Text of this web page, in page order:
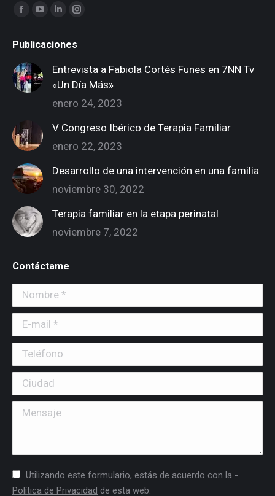
Encuéntranos en:
Facebook
opens
in
new
window
YouTube
opens
new
Linkedin
opens
in
new
window
Instagram
opens
in
new
window
Publicaciones
Entrevista a Fabiola Cortés Funes en 7NN Tv
«Un Día Más»
enero 24, 2023
V Congreso Ibérico de Terapia Familiar
enero 22, 2023
Desarrollo de una intervención en una familia
noviembre 30, 2022
Terapia familiar en la etapa perinatal
noviembre 7, 2022
Contáctame
Nombre *
E-mail *
Teléfono
Ciudad
Mensaje
Utilizando este formulario, estás de acuerdo con la -
Política de Privacidad de esta web.